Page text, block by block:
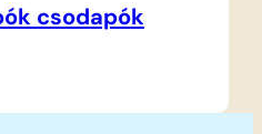
csodapók